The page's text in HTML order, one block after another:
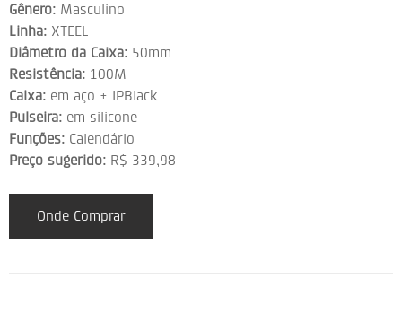
Gênero: Masculino
Linha: XTEEL
Diâmetro da Caixa: 50mm
Resistência: 100M
Caixa: em aço + IPBlack
Pulseira: em silicone
Funções: Calendário
Preço sugerido: R$ 339,98
Onde Comprar